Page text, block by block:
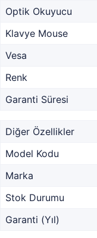
Optik Okuyucu
Klavye Mouse
Vesa
Renk
Garanti Süresi
Diğer Özellikler
Model Kodu
Marka
Stok Durumu
Garanti (Yıl)